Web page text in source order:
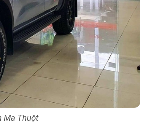
Ma Thuột